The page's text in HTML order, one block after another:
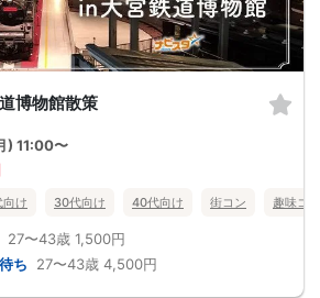
博物館散策
) 11:00〜
け 30代向け 40代向け 街コン 趣味コン
27〜43歳 1,500円
ち 27〜43歳 4,500円